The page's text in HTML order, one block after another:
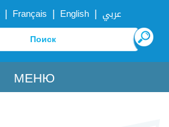
| Français | English | عربي
МЕНЮ